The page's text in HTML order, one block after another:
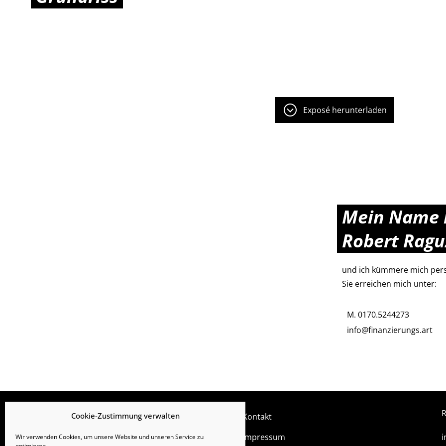
Cookie-Zustimmung verwalten
Wir verwenden Cookies, um unsere Website und unseren Service zu
Exposé herunterladen
Mein Name
Robert
und ich kümmere mich
Sie erreichen mich unter:
M. 0170.5244273
info@finanzierungs.art
Finanzierungs Art
Immobilien Art
Kontakt
Impressum